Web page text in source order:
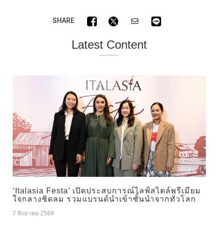
SHARE
Latest Content
‘Italasia Festa’ เปิดประสบการณ์ไลฟ์สไตล์พรีเมียม
ใจกลางชิดลม รวมแบรนด์นำเข้าชั้นนำจากทั่วโลก
7 สิงหาคม 2569